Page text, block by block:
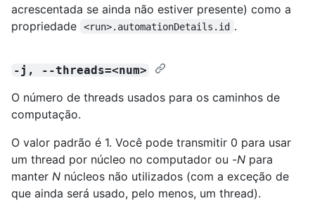
acrescentada se ainda não estiver presente) como a
propriedade
<run>.automationDetails.id .
-j, --threads=<num>
O número de threads usados para os caminhos de
computação.
O valor padrão é 1. Você pode transmitir 0 para usar
um thread por núcleo no computador ou -N para
manter N núcleos não utilizados (com a exceção de
que ainda será usado, pelo menos, um thread).